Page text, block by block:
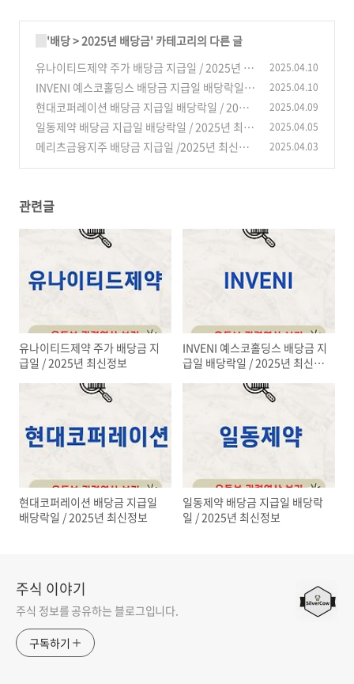
'배당>2025년 배당금' 카테고리의 다른 글
유나이티드제약 주가 배당금 지급일 / 2025년 최
신정보
(3)
2025.04.10
INVENI 예스코홀딩스 배당금 지급일 배당락일 /
2025년 최신정보
(1)
2025.04.10
현대코퍼레이션 배당금 지급일 배당락일 / 2025
년 최신정보
(3)
2025.04.09
일동제약 배당금 지급일 배당락일 / 2025년 최신
정보
(1)
2025.04.05
메리츠금융지주 배당금 지급일 /2025년 최신정
2025.04.03
관련글
유나이티드제약 주가 배당금 지
급일 / 2025년 최신정보
INVENI 예스코홀딩스 배당금 지
급일 배당락일 / 2025년 최신정
현대코퍼레이션 배당금 지급일
배당락일 / 2025년 최신정보
일동제약 배당금 지급일 배당락
일 / 2025년 최신정보
주식 이야기
주식 정보를 공유하는 블로그입니다.
구독하기